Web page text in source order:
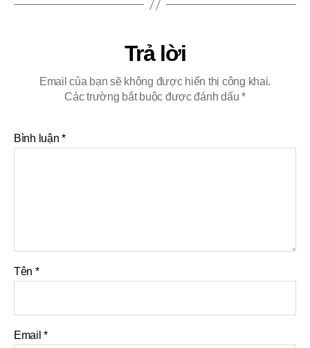
Trả lời
Email của bạn sẽ không được hiển thị công khai.
Các trường bắt buộc được đánh dấu*
Bình luận*
Tên *
Email*